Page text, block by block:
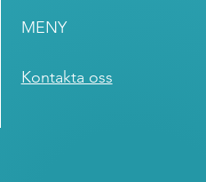
MENY
Kontakta oss